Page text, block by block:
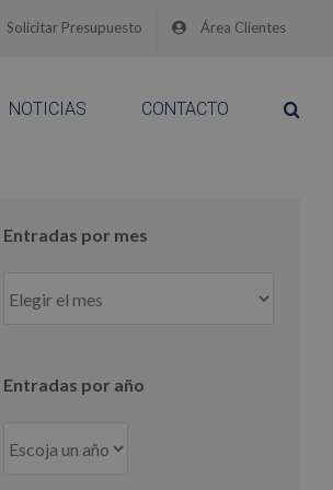
Solicitar Presupuesto Área Clientes
NOTICIAS CONTACTO
Entradas por mes
por
Entradas por año